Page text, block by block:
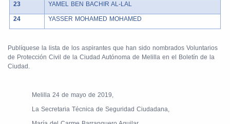
23 YAMEL BEN BACHIR AL-LAL
24 YASSER MOHAMED MOHAMED
Publíquese la lista de los aspirantes que han sido nombrados Voluntarios
de Protección Civil de la Ciudad Autónoma de Melilla en el Boletín de la
Ciudad.
Melilla 24 de mayo de 2019,
La Secretaria Técnica de Seguridad Ciudadana,